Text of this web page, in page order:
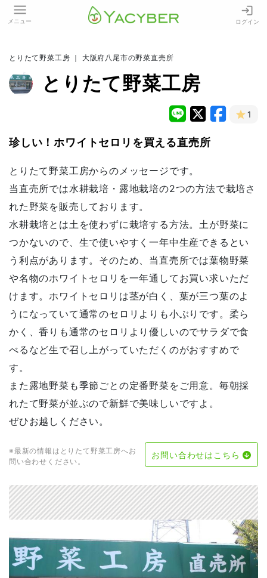
メニュー ログイン
とりたて野菜工房 ｜ 大阪府八尾市の野菜直売所
とりたて野菜工房
1
珍しい！ホワイトセロリを買える直売所
とりたて野菜工房からのメッセージです。
当直売所では水耕栽培・露地栽培の2つの方法で栽培さ
れた野菜を販売しております。
水耕栽培とは土を使わずに栽培する方法。土が野菜に
つかないので、生で使いやすく一年中生産できるとい
う利点があります。そのため、当直売所では葉物野菜
や名物のホワイトセロリを一年通してお買い求いただ
けます。ホワイトセロリは茎が白く、葉が三つ葉のよ
うになっていて通常のセロリよりも小ぶりです。柔ら
かく、香りも通常のセロリより優しいのでサラダで食
べるなど生で召し上がっていただくのがおすすめで
す。
また露地野菜も季節ごとの定番野菜をご用意。毎朝採
れたて野菜が並ぶので新鮮で美味しいですよ。
ぜひお越しください。
※最新の情報はとりたて野菜工房へお
問い合わせください。
お問い合わせはこちら